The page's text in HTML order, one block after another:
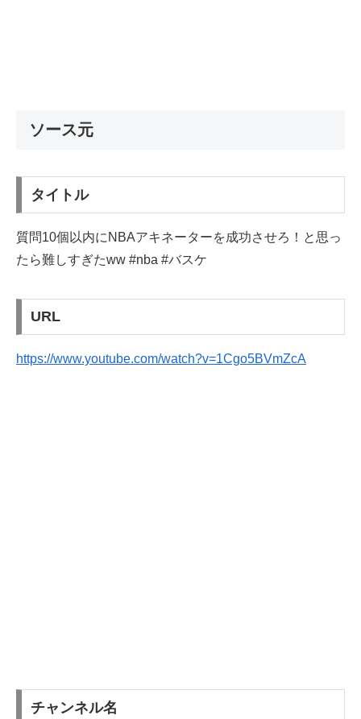
ソース元
タイトル
質問10個以内にNBAアキネーターを成功させろ！と思っ
たら難しすぎたww #nba #バスケ
URL
https://www.youtube.com/watch?v=1Cgo5BVmZcA
チャンネル名